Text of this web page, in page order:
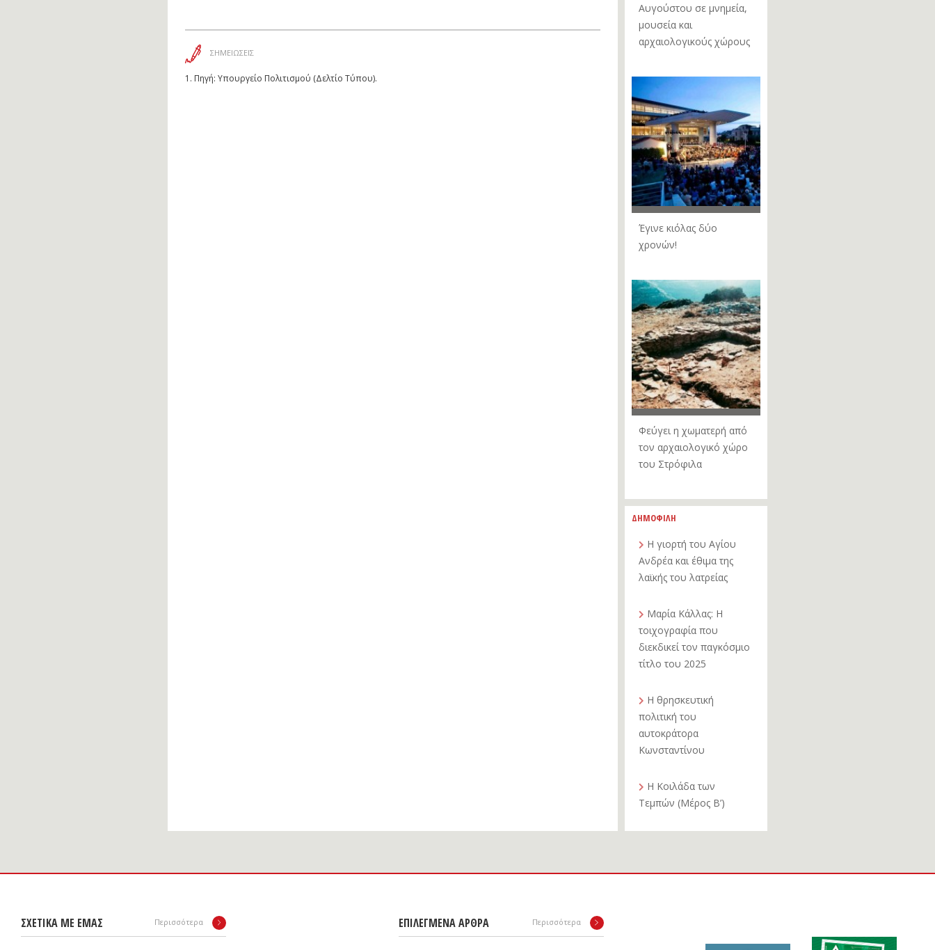
ΣΗΜΕΙΩΣΕΙΣ
1. Πηγή: Υπουργείο Πολιτισμού (Δελτίο Τύπου).
Αυγούστου σε μνημεία,
μουσεία και
αρχαιολογικούς χώρους
Έγινε κιόλας δύο
χρονών!
Φεύγει η χωματερή από
τον αρχαιολογικό χώρο
του Στρόφιλα
ΔΗΜΟΦΙΛΗ
Η γιορτή του Αγίου
Ανδρέα και έθιμα της
λαϊκής του λατρείας
Μαρία Κάλλας: Η
τοιχογραφία που
διεκδικεί τον παγκόσμιο
τίτλο του 2025
Η θρησκευτική
πολιτική του
αυτοκράτορα
Κωνσταντίνου
Η Κοιλάδα των
Τεμπών (Μέρος Β’)
ΣΧΕΤΙΚΑ ΜΕ ΕΜΑΣ Περισσότερα ΕΠΙΛΕΓΜΕΝΑ ΑΡΘΡΑ Περισσότερα